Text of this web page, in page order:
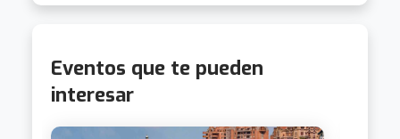
Eventos que te pueden
interesar